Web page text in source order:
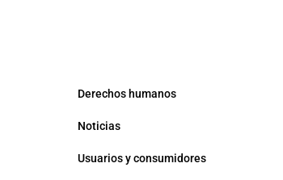
Derechos humanos
Noticias
Usuarios y consumidores